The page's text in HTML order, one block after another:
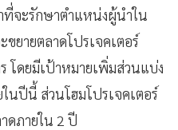
ที่จะรักษาตำแหน่งผู้นำใน
ยายตลาดโปรเจคเตอร์
โดยมีเป้าหมายเพิ่มส่วนแบ่ง
นปีนี้ ส่วนโฮมโปรเจคเตอร์
ดภายใน 2 ปี